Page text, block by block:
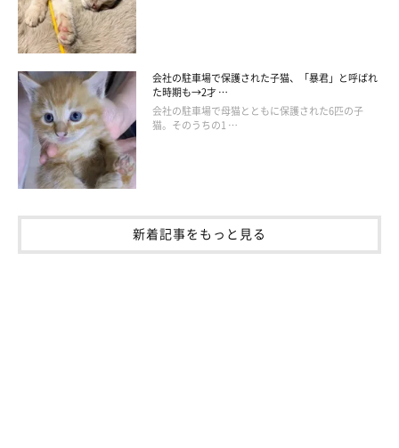
マイペースでのんびり、面倒見のいいところ
が“まめさんらしさ”
会社の駐車場で保護された子猫、「暴君」と呼ばれ
た時期も→2才 …
会社の駐車場で母猫とともに保護された6匹の子
猫。そのうちの1 …
新着記事をもっと見る